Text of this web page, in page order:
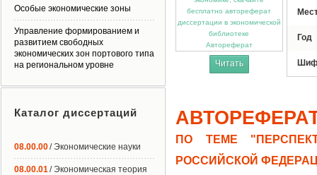
Автореферат
Читать
Год
ПО ТЕМЕ
РОССИЙСКОЙ
Особые экономические зоны
Управление формированием и
развитием свободных
экономических зон портового типа
на региональном уровне
Каталог диссертаций
08.00.00/ Экономические науки
08.00.01/ Экономическая теория